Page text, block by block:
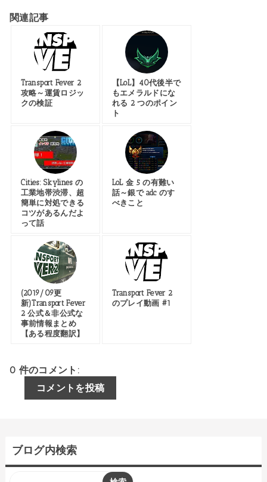
関連記事
Transport Fever 2
攻略～運賃ロジッ
クの検証
【LoL】40代後半で
もエメラルドにな
れる 2 つのポイン
ト
Cities: Skylines の
工業地帯渋滞、超
簡単に対処できる
コツがあるんだよ
って話
LoL 金 5 の有難い
話～銀で adc のす
べきこと
(2019/09更
新)Transport Fever
2 公式＆非公式な
事前情報まとめ
【ある程度翻訳】
Transport Fever 2
のプレイ動画 #1
0 件のコメント:
コメントを投稿
ブログ内検索